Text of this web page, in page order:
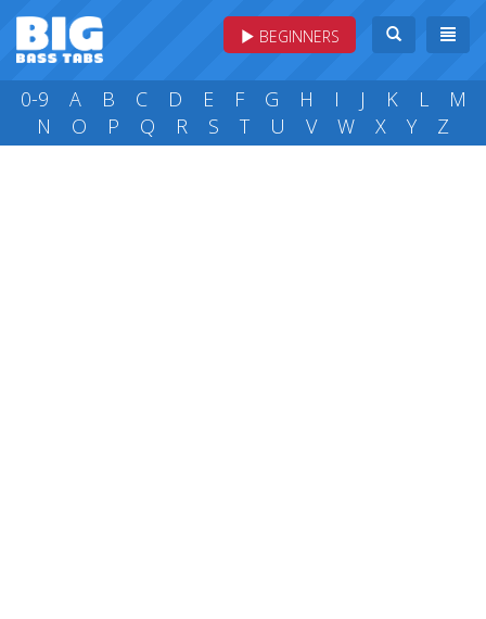
BEGINNERS
0-9 A B C D E F G H I J K L
M
N
O P Q R S T U V W X Y Z